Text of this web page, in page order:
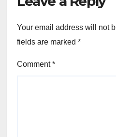
Your email address will not
fields are marked *
Comment*